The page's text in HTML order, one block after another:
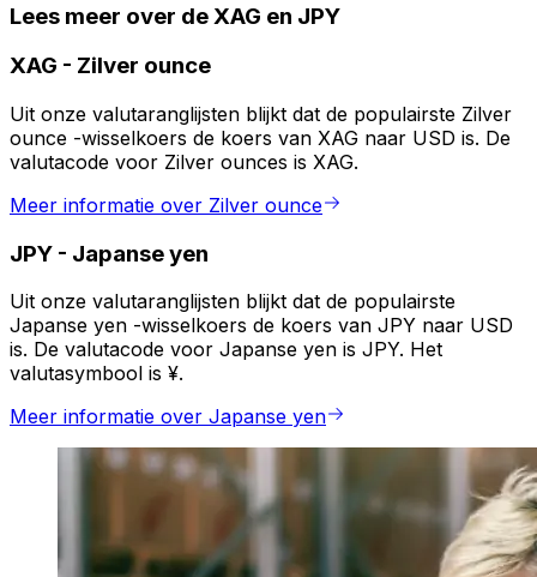
Lees meer over de XAG en JPY
XAG - Zilver ounce
Uit onze valutaranglijsten blijkt dat de populairste Zilver
ounce -wisselkoers de koers van XAG naar USD is. De
valutacode voor Zilver ounces is XAG.
Meer informatie over Zilver ounce
JPY - Japanse yen
Uit onze valutaranglijsten blijkt dat de populairste
Japanse yen -wisselkoers de koers van JPY naar USD
is. De valutacode voor Japanse yen is JPY. Het
valutasymbool is ¥.
Meer informatie over Japanse yen